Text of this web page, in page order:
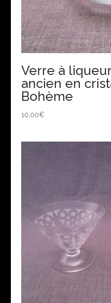
Verre à
ancien en
Bohème
10,00€